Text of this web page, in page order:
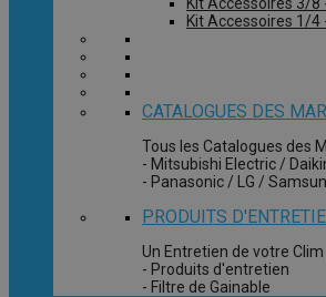
Kit Accessoires 1/4
CATALOGUES DES
Tous les Catalogues des
- Mitsubishi Electric /
- Panasonic / LG /
PRODUITS
Un Entretien de votre Clim
- Produits d'entretien
- Filtre de Gainable